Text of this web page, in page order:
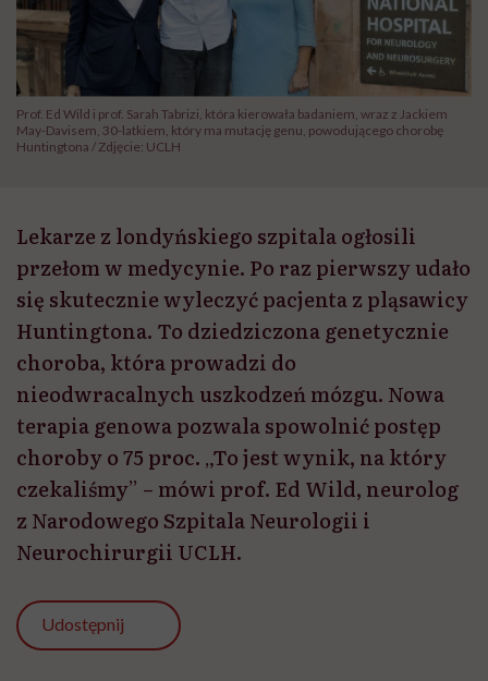
Prof. Ed Wild i prof. Sarah Tabrizi, która kierowała badaniem, wraz z Jackiem
May-Davisem, 30-latkiem, który ma mutację genu, powodującego chorobę
Huntingtona / Zdjęcie: UCLH
Lekarze z londyńskiego szpitala ogłosili
przełom w medycynie. Po raz pierwszy udało
się skutecznie wyleczyć pacjenta z pląsawicy
Huntingtona. To dziedziczona genetycznie
choroba, która prowadzi do
nieodwracalnych uszkodzeń mózgu. Nowa
terapia genowa pozwala spowolnić postęp
choroby o 75 proc. „To jest wynik, na który
czekaliśmy” – mówi prof. Ed Wild, neurolog
z Narodowego Szpitala Neurologii i
Neurochirurgii UCLH.
Udostępnij